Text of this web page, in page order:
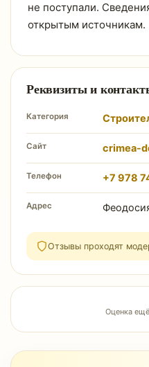
не поступали.
открытым источникам.
Реквизиты и
Категория
Сайт crimea-
Телефон +7 978
Адрес
Отзывы проходят
Оценка